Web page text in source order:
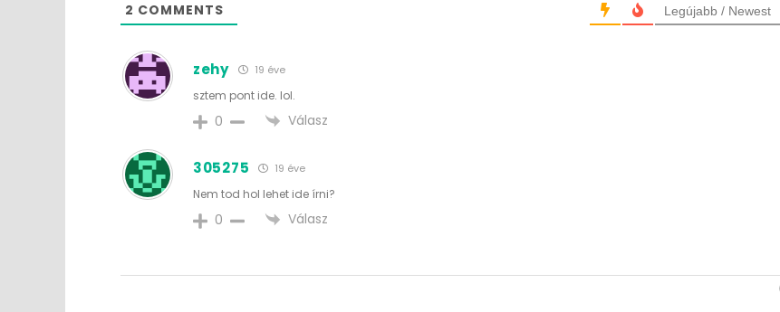
2 COMMENTS Legújabb / Newest
zehy 19 éve
sztem pont ide. lol.
0 Válasz
305275 19 éve
Nem tod hol lehet ide írni?
0 Válasz